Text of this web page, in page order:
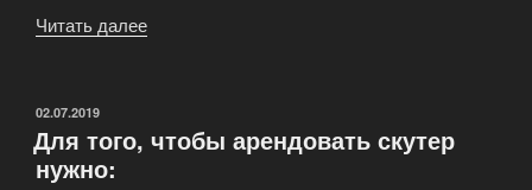
Читать далее
ОПУБЛИКОВАНО
02.07.2019
Для того, чтобы арендовать скутер
нужно: